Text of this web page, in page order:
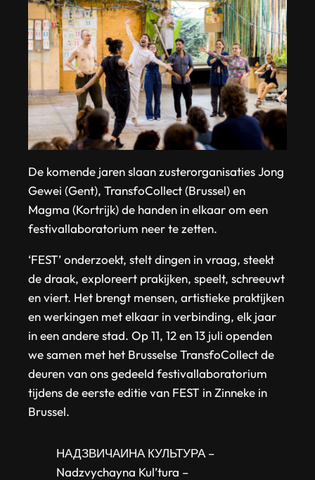
De komende jaren slaan zusterorganisaties Jong
Gewei (Gent), TransfoCollect (Brussel) en
Magma (Kortrijk) de handen in elkaar om een
festivallaboratorium neer te zetten.
‘FEST’ onderzoekt, stelt dingen in vraag, steekt
de draak, exploreert prakijken, speelt, schreeuwt
en viert. Het brengt mensen, artistieke praktijken
en werkingen met elkaar in verbinding, elk jaar
in een andere stad. Op 11, 12 en 13 juli openden
we samen met het Brusselse TransfoCollect de
deuren van ons gedeeld festivallaboratorium
tijdens de eerste editie van FEST in Zinneke in
Brussel.
НАДЗВИЧАИНА КУЛЬТУРА –
Nadzvychayna Kul’tura –